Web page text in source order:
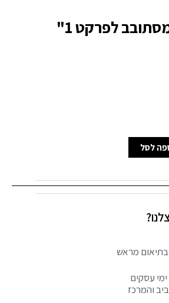
לפרקט 1"
לסל
בתיאום מראש
והמרכז